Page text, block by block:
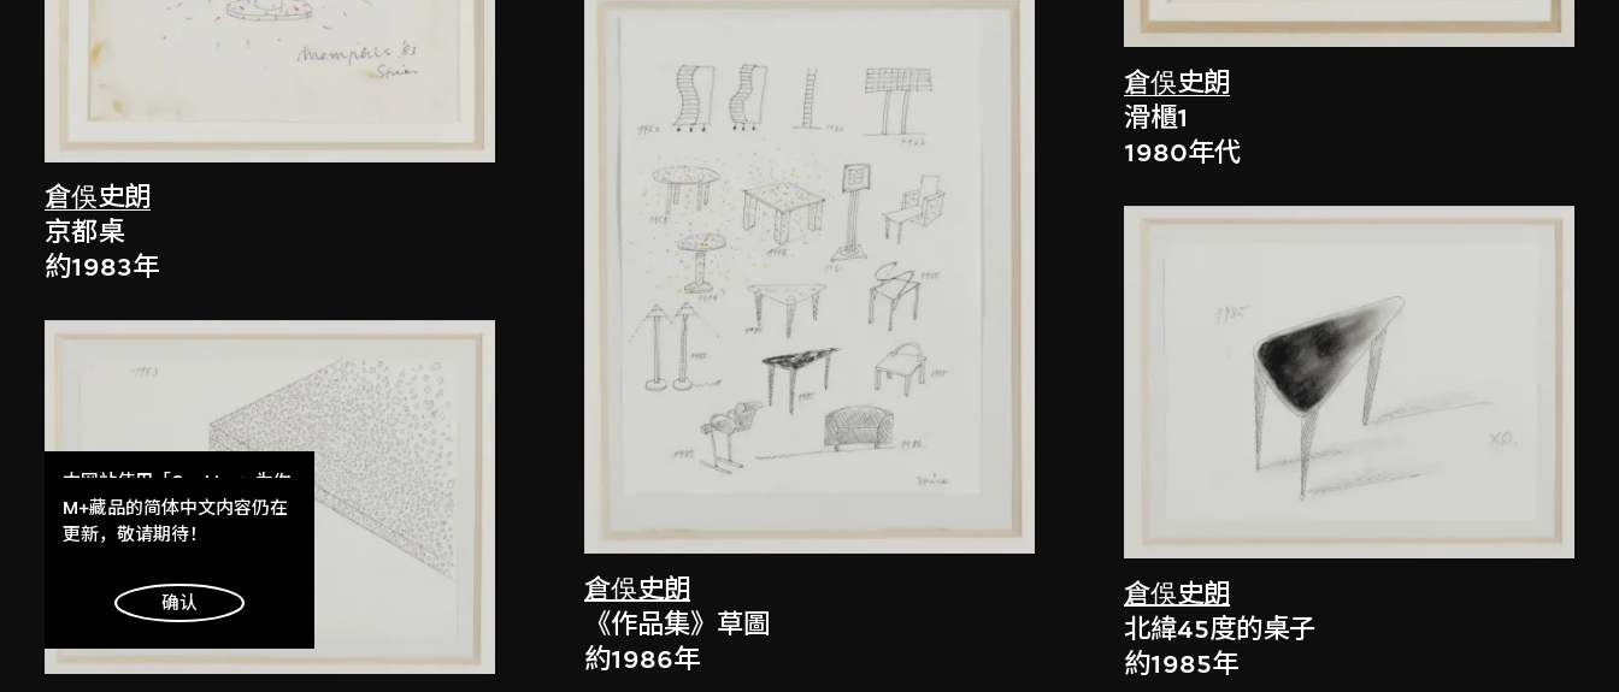
倉俁史朗
京都桌
約1983年
倉俁史朗
《作品集》草圖
約1986年
倉俁史朗
滑櫃1
1980年代
倉俁史朗
北緯45度的桌子
約1985年
本网站使用「Cookies」为你
提供最好的网站体验。
了解更多
明白
M+藏品的简体中文内容仍在
更新，敬请期待！
确认